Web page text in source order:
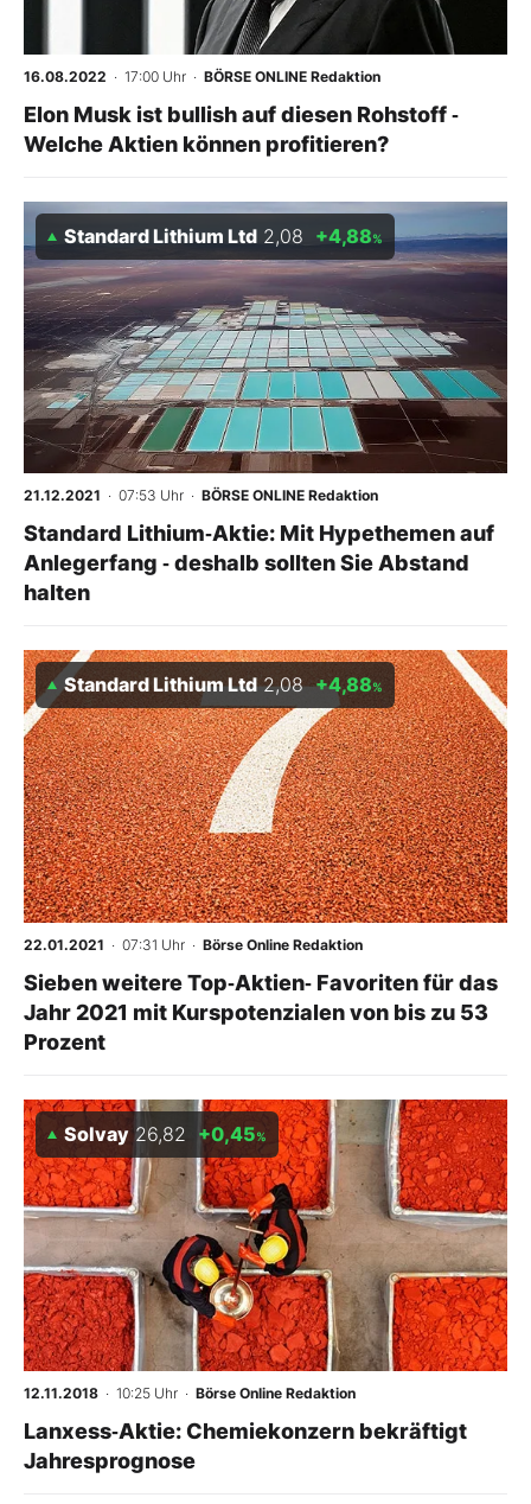
16.08.2022 · 17:00 Uhr · BÖRSE ONLINE Redaktion
Elon Musk ist bullish auf diesen Rohstoff ‑
Welche Aktien können profitieren?
Standard Lithium Ltd 2,08 +4,88%
21.12.2021 · 07:53 Uhr · BÖRSE ONLINE Redaktion
Standard Lithium‑Aktie: Mit Hypethemen auf
Anlegerfang ‑ deshalb sollten Sie Abstand
halten
Standard Lithium Ltd 2,08 +4,88%
22.01.2021 · 07:31 Uhr · Börse Online Redaktion
Sieben weitere Top‑Aktien‑ Favoriten für das
Jahr 2021 mit Kurspotenzialen von bis zu 53
Prozent
Solvay 26,82 +0,45%
12.11.2018 · 10:25 Uhr · Börse Online Redaktion
Lanxess‑Aktie: Chemiekonzern bekräftigt
Jahresprognose